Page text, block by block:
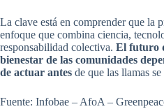
La clave está en comprender que la
enfoque que combina ciencia,
responsabilidad colectiva. El futuro
bienestar de las comunidades
de actuar antes de que las llamas
Fuente: Infobae – AfoA –